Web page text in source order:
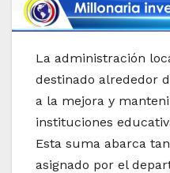
La administración
destinado alrededor
a la mejora y
instituciones
Esta suma abarca
asignado por el